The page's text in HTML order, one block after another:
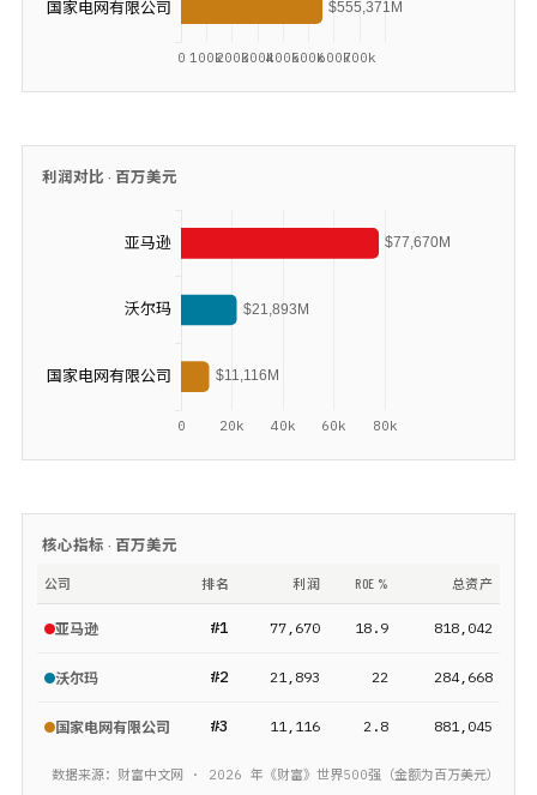
利润对比 · 百万美元
核心指标 · 百万美元
公司 排名 利润 ROE % 总资产
亚马逊 #1 77,670 18.9 818,042
沃尔玛 #2 21,893 22 284,668
国家电网有限公司 #3 11,116 2.8 881,045
数据来源：财富中文网 · 2026 年《财富》 世界500强 （金额为百万美元）